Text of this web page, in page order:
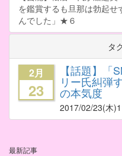
を鑑賞するも旦那は勃起
んでした」★６
タ
2月
23
【話題】
リー氏糾弾
の本気度
2017/02/23(木
最新記事